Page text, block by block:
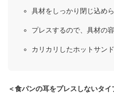
具材をしっかり閉じ込め
プレスするので、具材の
カリカリしたホットサン
＜食パンの耳をプレスしないタイ